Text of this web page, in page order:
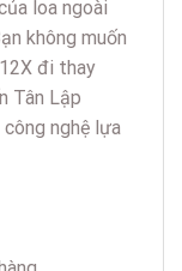
loa ngoài
không muốn
đi thay
Tân Lập
nghệ lựa